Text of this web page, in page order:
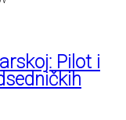
Pilot i